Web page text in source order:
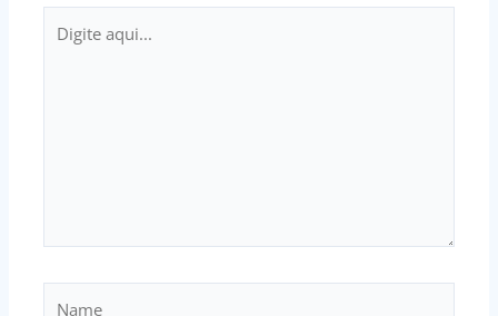
aqui...